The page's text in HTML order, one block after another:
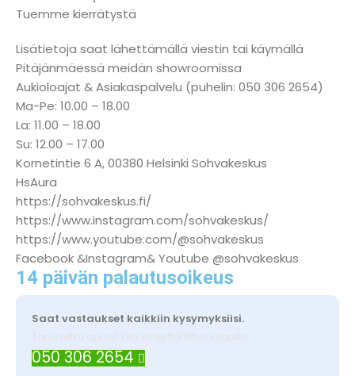
Tuemme kierrätystä
Lisätietoja saat lähettämällä viestin tai käymällä
Pitäjänmäessä meidän showroomissa
Aukioloajat & Asiakaspalvelu (puhelin: 050 306 2654)
Ma-Pe: 10.00 – 18.00
La: 11.00 – 18.00
Su: 12.00 – 17.00
Kornetintie 6 A, 00380 Helsinki Sohvakeskus
HsAura
https://sohvakeskus.fi/
https://www.instagram.com/sohvakeskus/
https://www.youtube.com/@sohvakeskus
Facebook &Instagram& Youtube @sohvakeskus
14 päivän palautusoikeus
Saat vastaukset kaikkiin kysymyksiisi.
Tarvitsetko apua? Ota yhteyttä WhatsAppilla
050 306 2654